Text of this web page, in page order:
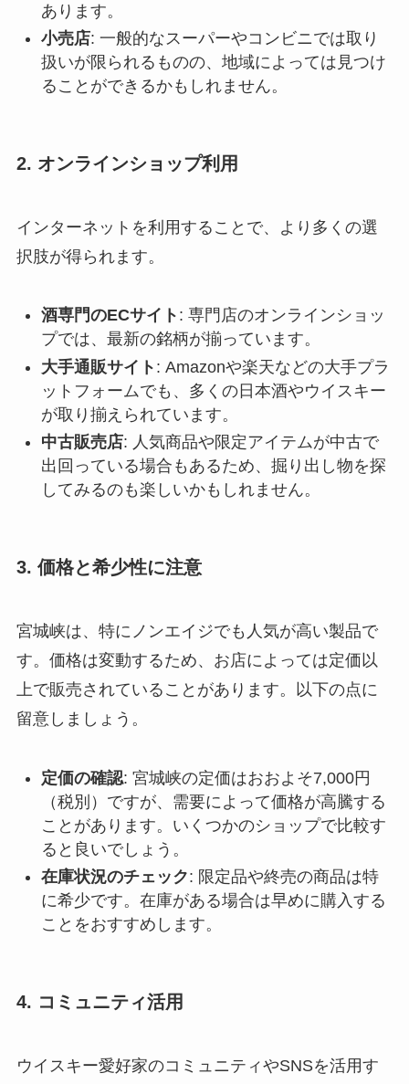
あります。
小売店: 一般的なスーパーやコンビニでは取り
扱いが限られるものの、地域によっては見つけ
ることができるかもしれません。
2. オンラインショップ利用
インターネットを利用することで、より多くの選
択肢が得られます。
酒専門のECサイト : 専門店のオンラインショッ
プでは、最新の銘柄が揃っています。
大手通販サイト : Amazonや楽天などの大手プラ
ットフォームでも、多くの日本酒やウイスキー
が取り揃えられています。
中古販売店: 人気商品や限定アイテムが中古で
出回っている場合もあるため、掘り出し物を探
してみるのも楽しいかもしれません。
3. 価格と希少性に注意
宮城峡は、特にノンエイジでも人気が高い製品で
す。価格は変動するため、お店によっては定価以
上で販売されていることがあります。以下の点に
留意しましょう。
定価の確認: 宮城峡の定価はおおよそ7,000円
（税別）ですが、需要によって価格が高騰する
ことがあります。いくつかのショップで比較す
ると良いでしょう。
在庫状況のチェック: 限定品や終売の商品は特
に希少です。在庫がある場合は早めに購入する
ことをおすすめします。
4. コミュニティ活用
ウイスキー愛好家のコミュニティやSNSを活用す